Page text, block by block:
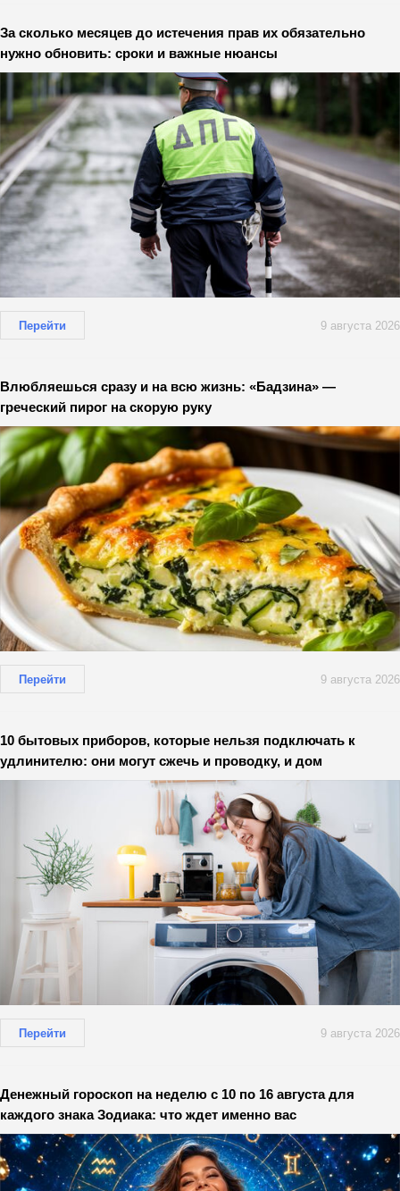
За сколько месяцев до истечения прав их обязательно
нужно обновить: сроки и важные нюансы
Перейти 9 августа 2026
Влюбляешься сразу и на всю жизнь: «Бадзина» —
греческий пирог на скорую руку
Перейти 9 августа 2026
10 бытовых приборов, которые нельзя подключать к
удлинителю: они могут сжечь и проводку, и дом
Перейти 9 августа 2026
Денежный гороскоп на неделю с 10 по 16 августа для
каждого знака Зодиака: что ждет именно вас